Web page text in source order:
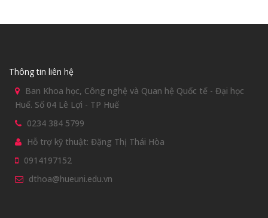
Thông tin liên hệ
Ban Khoa học, Công nghệ và Quan hệ Quốc tế - Đại học
Huế. Số 04 Lê Lợi - TP Huế
0234 384 5799
Hỗ trợ kỹ thuật: Đặng Thị Thái Hòa
0914197152
dthoa@hueuni.edu.vn